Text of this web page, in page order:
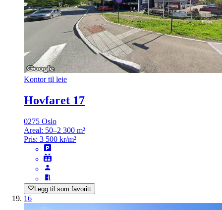
Kontor til leie
Hovfaret 17
0275 Oslo
Areal: 50–2 300 m²
Pris: 3 500 kr/m²
Legg til som favoritt
16